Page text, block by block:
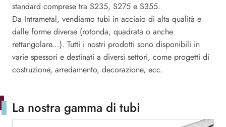
standard comprese tra S235, S275 e S355.
Da Intrametal, vendiamo tubi in acciaio di alta qualità e
dalle forme diverse (rotonda, quadrata o anche
rettangolare...). Tutti i nostri prodotti sono disponibili in
varie spessori e destinati a diversi settori, come progetti di
costruzione, arredamento, decorazione, ecc.
La nostra gamma di tubi